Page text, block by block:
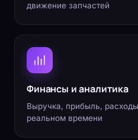
движение запчастей
Финансы и аналитика
Выручка, прибыль,
реальном времени